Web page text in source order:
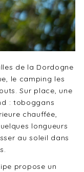
de la Dordogne
le camping les
Sur place, une
: toboggans
chauffée,
longueurs
au soleil dans
propose un